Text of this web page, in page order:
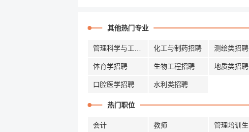
其他热门专业
化工与制药招聘 测绘类招聘
体育学招聘 生物工程招聘 地质类招聘
口腔医学招聘 水利类招聘
热门职位
会计 教师 管理培训生